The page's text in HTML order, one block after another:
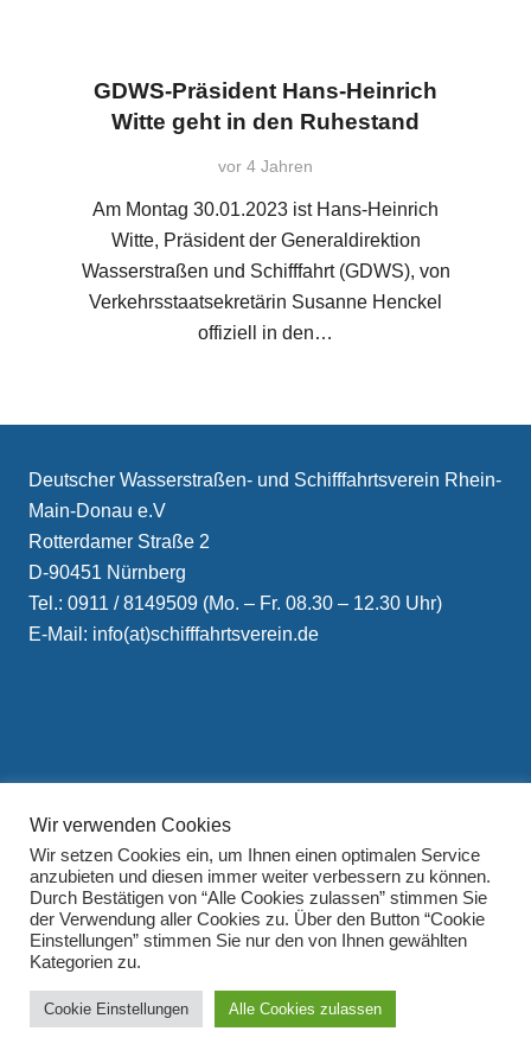
GDWS-Präsident Hans-Heinrich
Witte geht in den Ruhestand
vor 4 Jahren
Am Montag 30.01.2023 ist Hans-Heinrich
Witte, Präsident der Generaldirektion
Wasserstraßen und Schifffahrt (GDWS), von
Verkehrsstaatsekretärin Susanne Henckel
offiziell in den…
Deutscher Wasserstraßen- und Schifffahrtsverein Rhein-
Main-Donau e.V
Rotterdamer Straße 2
D-90451 Nürnberg
Tel.: 0911 / 8149509 (Mo. – Fr. 08.30 – 12.30 Uhr)
E-Mail: info(at)schifffahrtsverein.de
Datenschutzerklärung
Wir verwenden Cookies
Wir setzen Cookies ein, um Ihnen einen optimalen Service
anzubieten und diesen immer weiter verbessern zu können.
Durch Bestätigen von “Alle Cookies zulassen” stimmen Sie
der Verwendung aller Cookies zu. Über den Button “Cookie
Einstellungen” stimmen Sie nur den von Ihnen gewählten
Kategorien zu.
Cookie Einstellungen Alle Cookies zulassen